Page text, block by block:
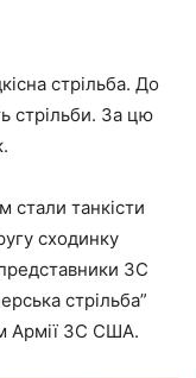
стрільба. До
стрільби. За цю
танкісти
сходинку
ЗС
стрільба”
Армії ЗС США.